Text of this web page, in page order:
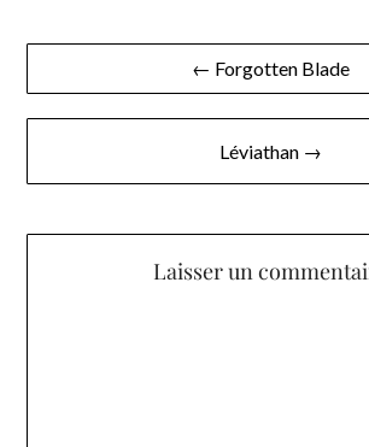
Navigation
de
← Forgotten Blade
Léviathan →
Laisser un